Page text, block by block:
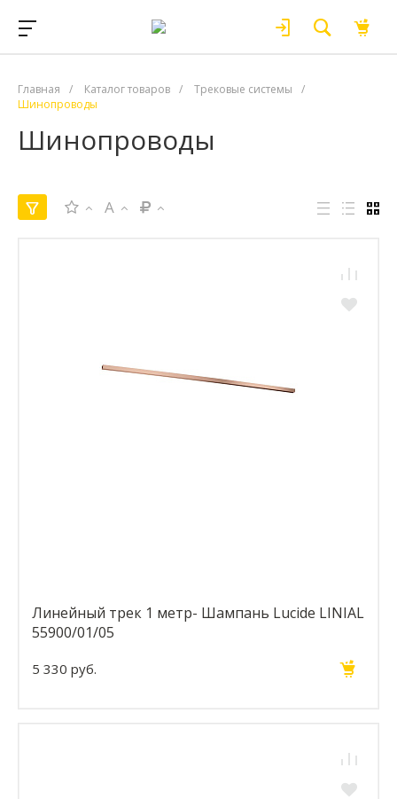
Главная / Каталог товаров / Трековые системы
/
Шинопроводы
Шинопроводы
A
Линейный трек 1 метр- Шампань Lucide LINIAL
55900/01/05
5 330 руб.